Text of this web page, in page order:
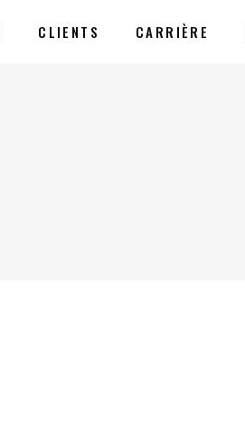
CLIENTS CARRIÈRE